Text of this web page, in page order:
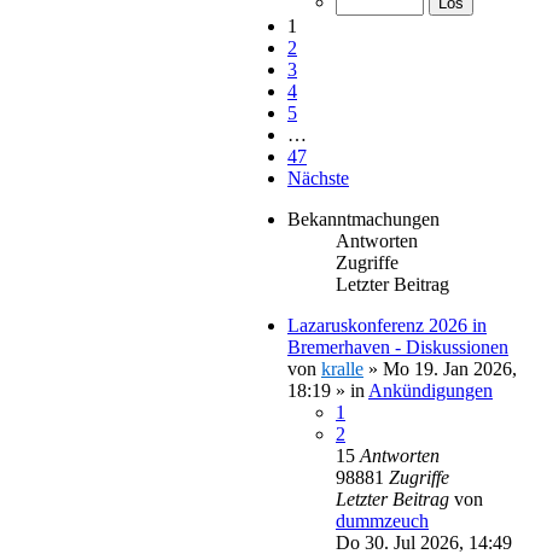
1
2
3
4
5
…
47
Nächste
Bekanntmachungen
Antworten
Zugriffe
Letzter Beitrag
Lazaruskonferenz 2026 in
Bremerhaven - Diskussionen
von kralle » Mo 19. Jan 2026,
18:19 » in Ankündigungen
1
2
15 Antworten
98881 Zugriffe
Letzter Beitrag von
dummzeuch
Do 30. Jul 2026, 14:49